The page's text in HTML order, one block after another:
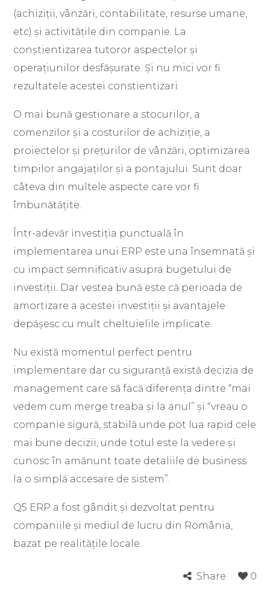
(achiziții, vânzări, contabilitate, resurse umane,
etc) și activitățile din companie. La
conștientizarea tutoror aspectelor și
operațiunilor desfășurate. Și nu mici vor fi
rezultatele acestei constientizari.
O mai bună gestionare a stocurilor, a
comenzilor și a costurilor de achiziție, a
proiectelor și prețurilor de vânzări, optimizarea
timpilor angajaților și a pontajului. Sunt doar
câteva din multele aspecte care vor fi
îmbunătățite.
Într-adevăr investiția punctuală în
implementarea unui ERP este una însemnată și
cu impact semnificativ asupra bugetului de
investiții. Dar vestea bună este că perioada de
amortizare a acestei investiții și avantajele
depășesc cu mult cheltuielile implicate.
Nu există momentul perfect pentru
implementare dar cu siguranță există decizia de
management care să facă diferența dintre “mai
vedem cum merge treaba și la anul” și “vreau o
companie sigură, stabilă unde pot lua rapid cele
mai bune decizii, unde totul este la vedere și
cunosc în amănunt toate detaliile de business
la o simplă accesare de sistem”.
Q5 ERP a fost gândit și dezvoltat pentru
companiile și mediul de lucru din România,
bazat pe realitățile locale.
Share 0